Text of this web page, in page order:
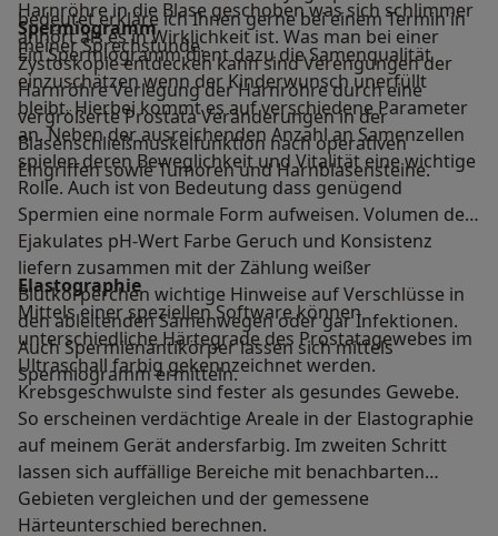
bedeutet erkläre ich Ihnen gerne bei einem Termin in
meiner Sprechstunde.
Harnröhre in die Blase geschoben was sich schlimmer
anhört als es in Wirklichkeit ist. Was man bei einer
Zystoskopie entdecken kann sind Verengungen der
Harnröhre Verlegung der Harnröhre durch eine
vergrößerte Prostata Veränderungen in der
Blasenschließmuskelfunktion nach operativen
Eingriffen sowie Tumoren und Harnblasensteine.
Spermiogramm
Ein Spermiogramm dient dazu die Samenqualität
einzuschätzen wenn der Kinderwunsch unerfüllt
bleibt. Hierbei kommt es auf verschiedene Parameter
an. Neben der ausreichenden Anzahl an Samenzellen
spielen deren Beweglichkeit und Vitalität eine wichtige
Rolle. Auch ist von Bedeutung dass genügend
Spermien eine normale Form aufweisen. Volumen des
Ejakulates pH-Wert Farbe Geruch und Konsistenz
liefern zusammen mit der Zählung weißer
Blutkörperchen wichtige Hinweise auf Verschlüsse in
den ableitenden Samenwegen oder gar Infektionen.
Auch Spermienantikörper lassen sich mittels
Spermiogramm ermitteln.
Elastographie
Mittels einer speziellen Software können
unterschiedliche Härtegrade des Prostatagewebes im
Ultraschall farbig gekennzeichnet werden.
Krebsgeschwulste sind fester als gesundes Gewebe.
So erscheinen verdächtige Areale in der Elastographie
auf meinem Gerät andersfarbig. Im zweiten Schritt
lassen sich auffällige Bereiche mit benachbarten
Gebieten vergleichen und der gemessene
Härteunterschied berechnen.